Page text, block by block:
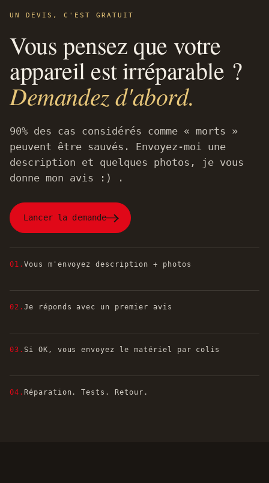
UN DEVIS, C'EST GRATUIT
Vous pensez que votre
appareil est irréparable ?
Demandez d'abord.
90% des cas considérés comme « morts »
peuvent être sauvés. Envoyez-moi une
description et quelques photos, je vous
donne mon avis :) .
Lancer la demande
01. Vous m'envoyez description + photos
02. Je réponds avec un premier avis
03. Si OK, vous envoyez le matériel par colis
04. Réparation. Tests. Retour.